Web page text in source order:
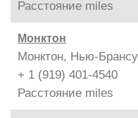
Расстояние miles
Монктон
Монктон, Нью-
+ 1 (919) 401-4540
Расстояние miles